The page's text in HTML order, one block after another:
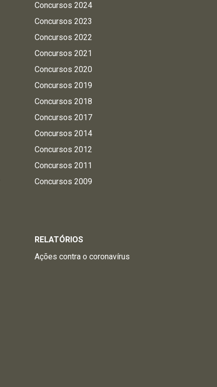
Concursos 2024
Concursos 2023
Concursos 2022
Concursos 2021
Concursos 2020
Concursos 2019
Concursos 2018
Concursos 2017
Concursos 2014
Concursos 2012
Concursos 2011
Concursos 2009
RELATÓRIOS
Ações contra o coronavírus